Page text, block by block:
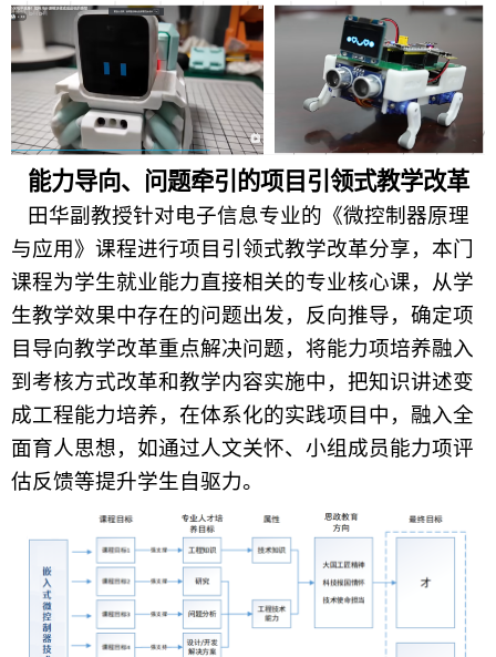
能力导向、问题牵引的项目引领式教学改革
田华副教授针对电子信息专业的《微控制器原理
与应用》课程进行项目引领式教学改革分享，本门
课程为学生就业能力直接相关的专业核心课，从学
生教学效果中存在的问题出发，反向推导，确定项
目导向教学改革重点解决问题，将能力项培养融入
到考核方式改革和教学内容实施中，把知识讲述变
成工程能力培养，在体系化的实践项目中，融入全
面育人思想，如通过人文关怀、小组成员能力项评
估反馈等提升学生自驱力。